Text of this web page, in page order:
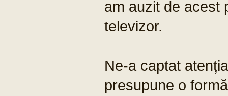
am auzit de acest
televizor.
Ne-a captat
presupune o